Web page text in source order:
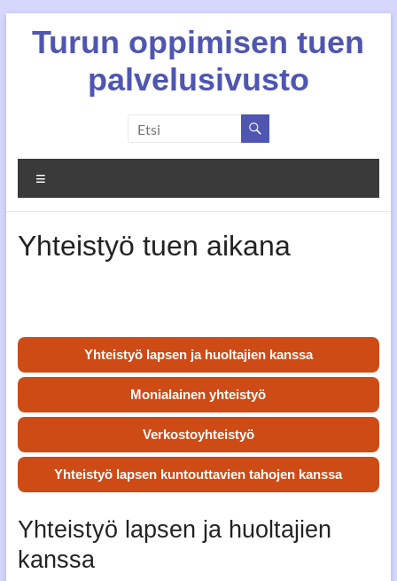
contentTurun oppimisen tuen
palvelusivusto
Yhteistyö tuen aikana
Yhteistyö lapsen ja huoltajien kanssa
Monialainen yhteistyö
Verkostoyhteistyö
Yhteistyö lapsen kuntouttavien tahojen kanssa
Yhteistyö lapsen ja huoltajien
kanssa